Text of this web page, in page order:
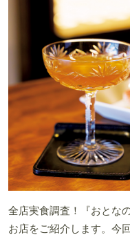
全店実食調査！『おとな
お店をご紹介します。今